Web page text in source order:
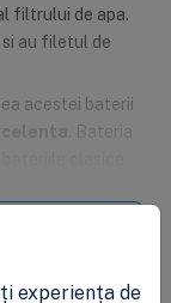
filtrului de apa.
au filetul de
acestei baterii
. Bateria
experiența de